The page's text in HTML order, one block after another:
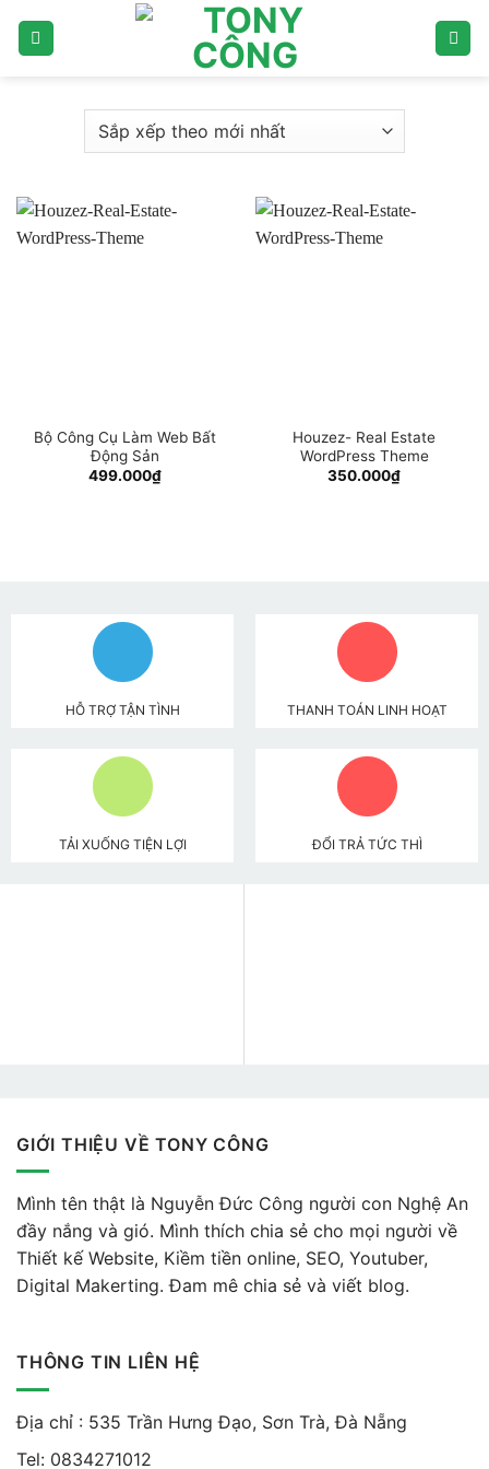
Bộ Công Cụ Làm Web Bất
Động Sản
499.000₫
Houzez- Real Estate
WordPress Theme
350.000₫
HỖ TRỢ TẬN TÌNH THANH TOÁN LINH HOẠT
TẢI XUỐNG TIỆN LỢI ĐỔI TRẢ TỨC THÌ
GIỚI THIỆU VỀ TONY CÔNG
Mình tên thật là Nguyễn Đức Công người con Nghệ An
đầy nắng và gió. Mình thích chia sẻ cho mọi người về
Thiết kế Website, Kiềm tiền online, SEO, Youtuber,
Digital Makerting. Đam mê chia sẻ và viết blog.
THÔNG TIN LIÊN HỆ
Địa chỉ : 535 Trần Hưng Đạo, Sơn Trà, Đà Nẵng
Tel: 0834271012